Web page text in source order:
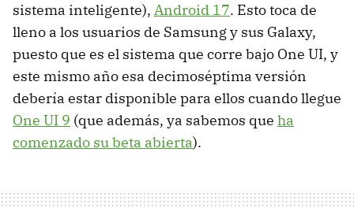
sistema inteligente), Android 17. Esto toca de
lleno a los usuarios de Samsung y sus Galaxy,
puesto que es el sistema que corre bajo One UI, y
este mismo año esa decimoséptima versión
debería estar disponible para ellos cuando llegue
One UI 9 (que además, ya sabemos que ha
comenzado su beta abierta).